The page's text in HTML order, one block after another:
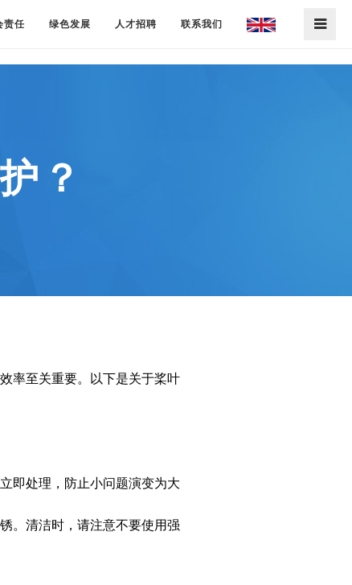
责任 绿色发展 人才招聘 联系我们
？
率至关重要。以下是关于桨叶
即处理，防止小问题演变为大
。清洁时，请注意不要使用强